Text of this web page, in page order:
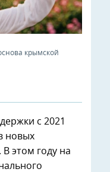
крымской
с 2021
новых
этом году на